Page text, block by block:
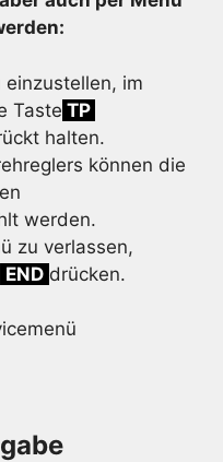
einzustellen, im
Taste TP
halten.
können die
werden.
zu verlassen,
END drücken.